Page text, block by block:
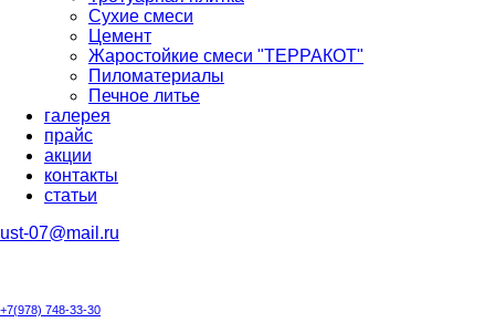
Сухие смеси
Цемент
Жаростойкие смеси "ТЕРРАКОТ"
Пиломатериалы
Печное литье
галерея
прайс
акции
контакты
cтатьи
ust-07@mail.ru
+7(978) 748-33-30